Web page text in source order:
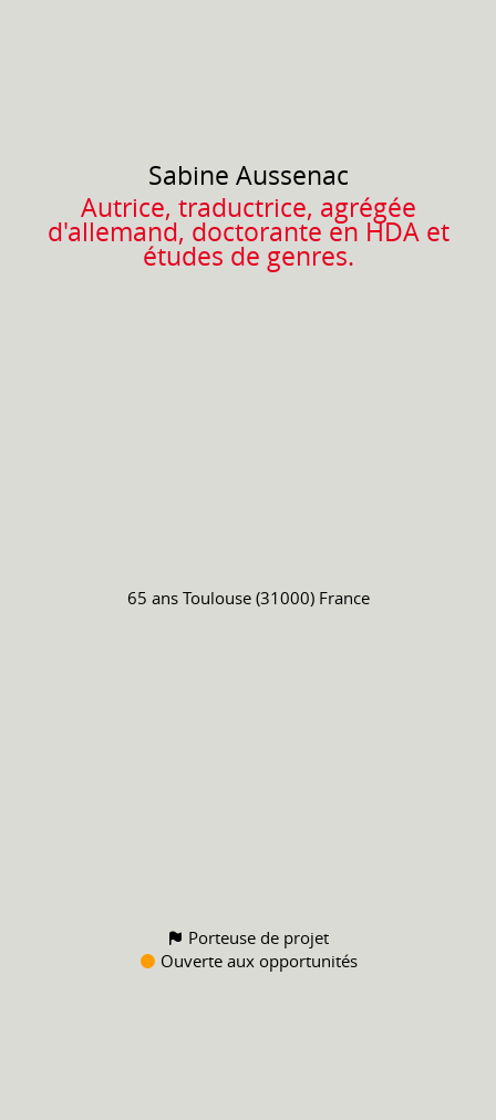
Sabine Aussenac
Autrice, traductrice, agrégée
d'allemand, doctorante en HDA et
études de genres.
65 ans Toulouse (31000) France
Porteuse de projet
Ouverte aux opportunités